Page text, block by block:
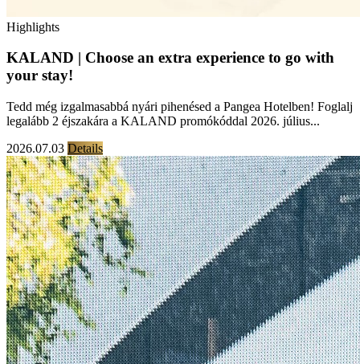
Highlights
KALAND | Choose an extra experience to go with
your stay!
Tedd még izgalmasabbá nyári pihenésed a Pangea Hotelben! Foglalj
legalább 2 éjszakára a KALAND promókóddal 2026. július...
2026.07.03 Details